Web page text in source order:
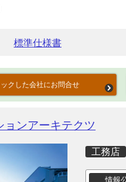
クした会社にお問合せ
ンアーキテクツ
工務店
情報